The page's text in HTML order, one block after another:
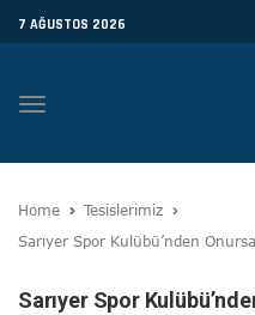
7 AĞUSTOS 2026
Toggle
Home
Tesislerimiz
Sarıyer Spor Kulübü’nden
Sarıyer Spor